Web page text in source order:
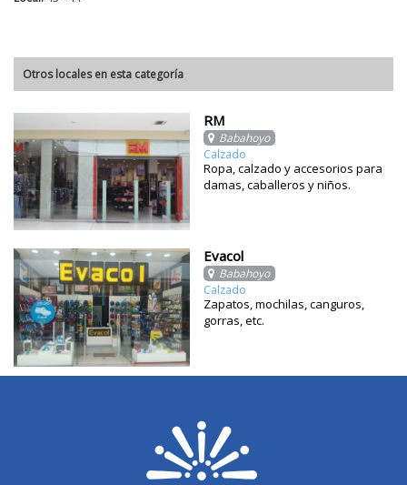
Otros locales en esta categoría
RM
Babahoyo
Calzado
Ropa, calzado y accesorios para
damas, caballeros y niños.
Evacol
Babahoyo
Calzado
Zapatos, mochilas, canguros,
gorras, etc.